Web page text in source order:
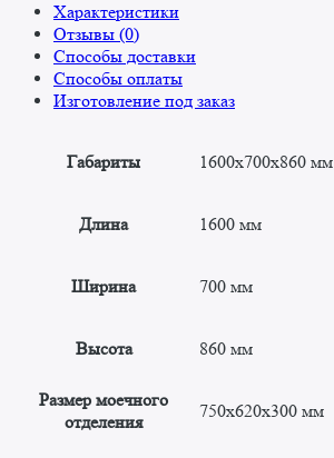
1600/700
"Стандарт"
Характеристики
Отзывы (0)
Способы доставки
Способы оплаты
Изготовление под заказ
Габариты 1600x700x860 мм
Длина 1600 мм
Ширина 700 мм
Высота 860 мм
Размер моечного
отделения
750x620x300 мм